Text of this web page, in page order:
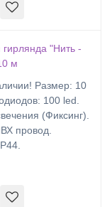
"Нить -
м
Размер: 10
100 led.
(Фиксинг).
провод.